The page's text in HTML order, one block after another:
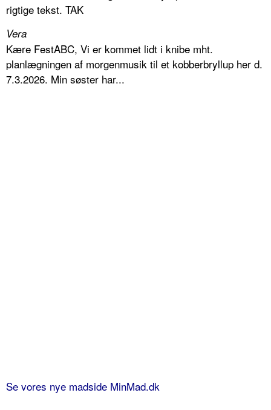
rigtige tekst. TAK
Vera
Kære FestABC, Vi er kommet lidt i knibe mht.
planlægningen af morgenmusik til et kobberbryllup her d.
7.3.2026. Min søster har...
Se vores nye madside MinMad.dk